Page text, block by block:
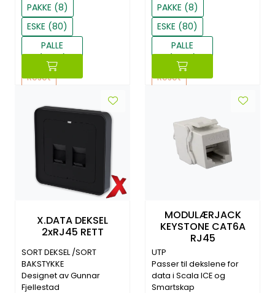
PAKKE (8)
ESKE (80)
PALLE
(1440)
Reset
PAKKE (8)
ESKE (80)
PALLE
(1440)
Reset
X.DATA DEKSEL
2xRJ45 RETT
SORT DEKSEL /SORT
BAKSTYKKE
Designet av Gunnar
Fjellestad
MODULÆRJACK
KEYSTONE CAT6A
RJ45
UTP
Passer til dekslene for
data i Scala ICE og
Smartskap